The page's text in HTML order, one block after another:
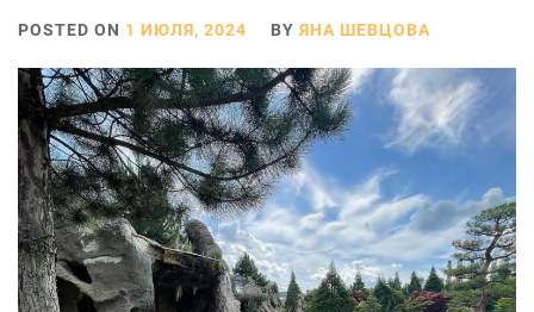
POSTED ON 1 ИЮЛЯ, 2024 BY ЯНА ШЕВЦОВА